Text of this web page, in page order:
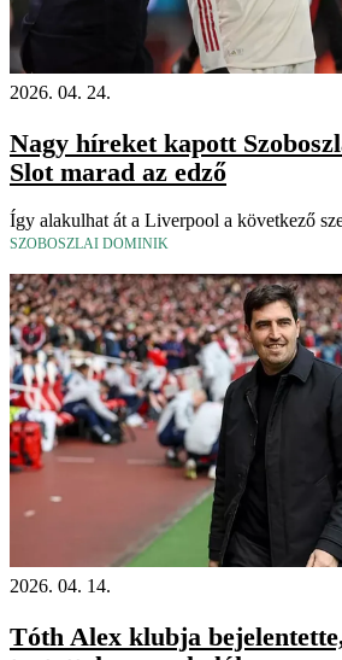
2026. 04. 24.
Nagy híreket kapott
Slot marad az edző
Így alakulhat át a Liverpool a következő
SZOBOSZLAI DOMINIK
2026. 04. 14.
Tóth Alex klubja